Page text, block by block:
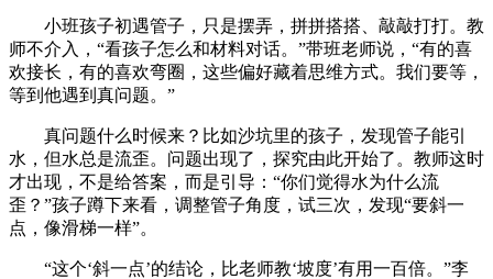
小班孩子初遇管子，只是摆弄，拼拼搭搭、敲敲打打。教
师不介入，“看孩子怎么和材料对话。”带班老师说，“有的喜
欢接长，有的喜欢弯圈，这些偏好藏着思维方式。我们要等，
等到他遇到真问题。”
真问题什么时候来？比如沙坑里的孩子，发现管子能引
水，但水总是流歪。问题出现了，探究由此开始了。教师这时
才出现，不是给答案，而是引导：“你们觉得水为什么流
歪？”孩子蹲下来看，调整管子角度，试三次，发现“要斜一
点，像滑梯一样”。
“这个‘斜一点’的结论，比老师教‘坡度’有用一百倍。”李